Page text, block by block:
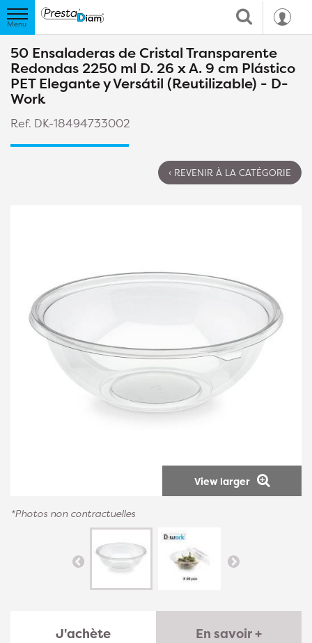
50 Ensaladeras de Cristal Transparente
Redondas 2250 ml D. 26 x A. 9 cm Plástico
PET Elegante y Versátil (Reutilizable) - D-
Work
Ref. DK-18494733002
‹ REVENIR À LA CATÉGORIE
View larger
*Photos non contractuelles
J'achète En savoir +